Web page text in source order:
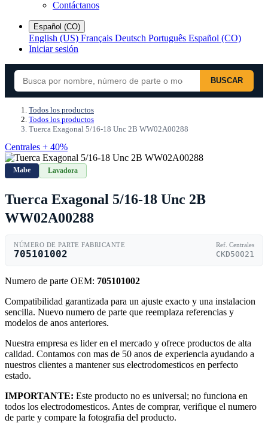
Contáctanos
Español (CO)
English (US) Français Deutsch Português Español (CO)
Iniciar sesión
BUSCAR
Todos los productos
Todos los productos
Tuerca Exagonal 5/16-18 Unc 2B WW02A00288
Centrales + 40%
Mabe Lavadora
Tuerca Exagonal 5/16-18 Unc 2B
WW02A00288
NÚMERO DE PARTE FABRICANTE
705101002
Ref. Centrales
CKD50021
Numero de parte OEM: 705101002
Compatibilidad garantizada para un ajuste exacto y una instalacion
sencilla. Nuevo numero de parte que reemplaza referencias y
modelos de anos anteriores.
Nuestra empresa es lider en el mercado y ofrece productos de alta
calidad. Contamos con mas de 50 anos de experiencia ayudando a
nuestros clientes a mantener sus electrodomesticos en perfecto
estado.
IMPORTANTE: Este producto no es universal; no funciona en
todos los electrodomesticos. Antes de comprar, verifique el numero
de parte y compare la fotografia del producto.